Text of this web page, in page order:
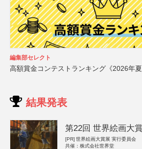
編集部セレクト
高額賞金コンテストランキング《2026年夏
結果発表
第22回 世界絵画大
[PR] 世界絵画大賞展 実行委員会
共催：株式会社世界堂